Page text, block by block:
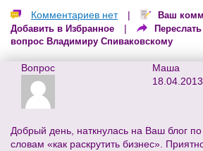
Комментариев нет | Ваш
Добавить в Избранное |
вопрос Владимиру Спиваковскому
Вопрос
Маша
18.04.2013
Добрый день, наткнулась на Ваш блог
словам «как раскрутить бизнес».